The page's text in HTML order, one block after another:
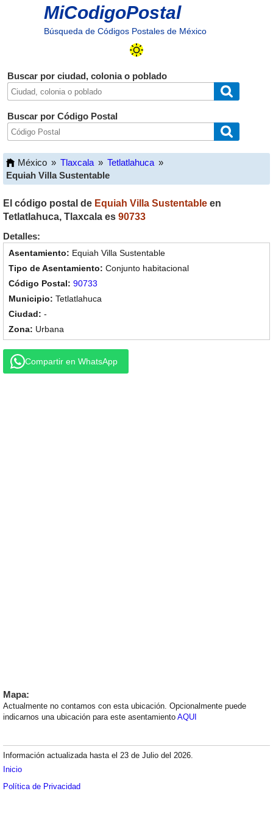
MiCodigoPostal
Búsqueda de Códigos Postales de México
Buscar por ciudad, colonia o poblado
Buscar por Código Postal
México » Tlaxcala » Tetlatlahuca »
Equiah Villa Sustentable
El código postal de Equiah Villa Sustentable en
Tetlatlahuca, Tlaxcala es 90733
Detalles:
Equiah Villa Sustentable
Conjunto habitacional
90733
Tetlatlahuca
-
Urbana
Compartir en WhatsApp
Mapa:
Actualmente no contamos con esta ubicación. Opcionalmente puede
indicarnos una ubicación para este asentamiento AQUI
Información actualizada hasta el 23 de Julio del 2026.
Inicio
Política de Privacidad